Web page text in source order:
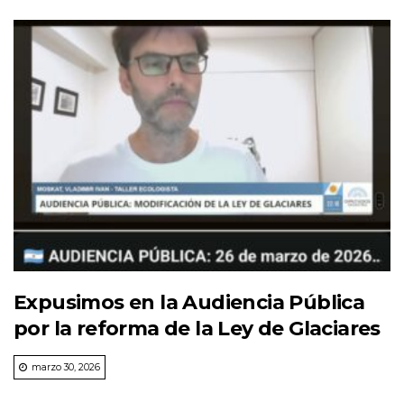
Expusimos en la Audiencia Pública
por la reforma de la Ley de Glaciares
marzo 30, 2026